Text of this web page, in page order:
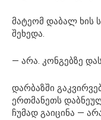
მატეომ დაბალ ხის
შეხედა.
— არა. კონგებზე
დარბაზში
ერთმანეთს
ჩუმად გაიცინა —